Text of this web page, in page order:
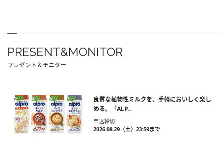
PRESENT&MONITOR
プレゼント＆モニター
良質な植物性ミルクを、手軽においしく楽し
める。「ALP...
申込締切
2026.08.29（土）23:59まで